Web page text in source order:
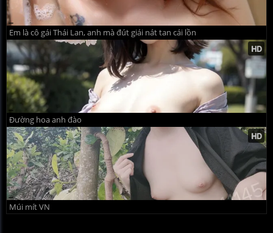
Em là cô gái Thái Lan, anh mà đút giái nát tan cái lồn
Đường hoa anh đào
Múi mít VN